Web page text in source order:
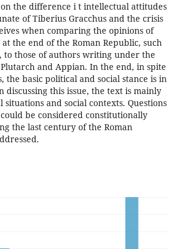
the difference i t intellectual attitudes
of Tiberius Gracchus and the crisis
when comparing the opinions of
the end of the Roman Republic, such
to those of authors writing under the
and Appian. In the end, in spite
the basic political and social stance is in
discussing this issue, the text is mainly
and social contexts. Questions
be considered constitutionally
the last century of the Roman